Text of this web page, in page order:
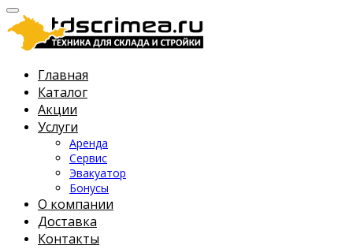
Главная
Каталог
Акции
Услуги
Аренда
Сервис
Эвакуатор
Бонусы
О компании
Доставка
Контакты